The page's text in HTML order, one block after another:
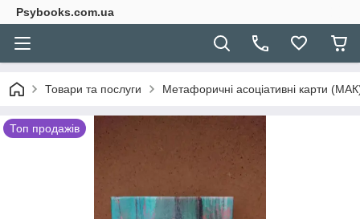
Psybooks.com.ua
Товари та послуги Метафоричні асоціативні карти (МАК)
Топ продажів